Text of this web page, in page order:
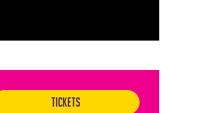
Tickets